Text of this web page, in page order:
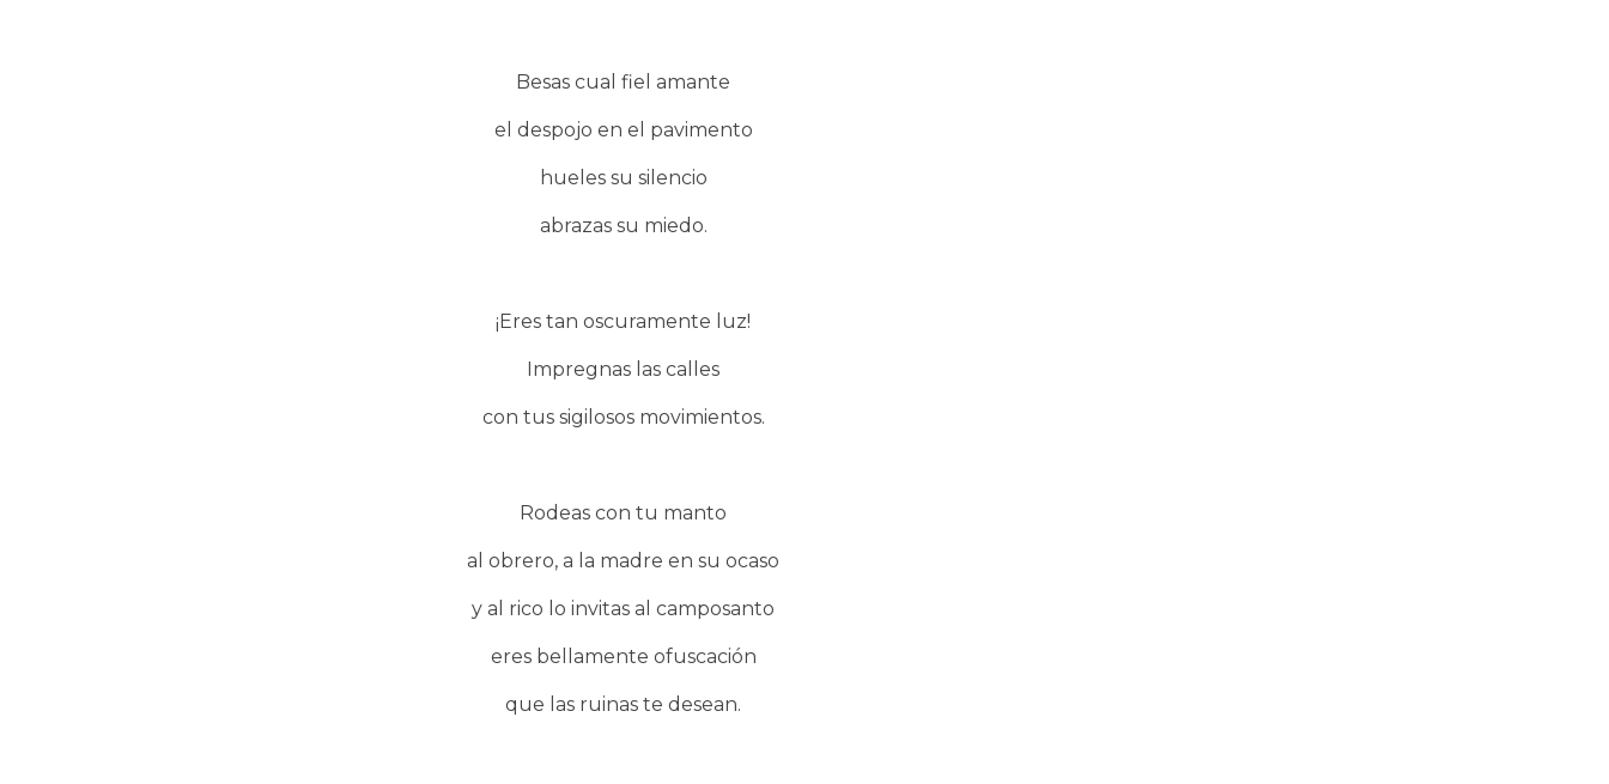
Besas cual fiel amante
el despojo en el pavimento
hueles su silencio
abrazas su miedo.
¡Eres tan oscuramente luz!
Impregnas las calles
con tus sigilosos movimientos.
Rodeas con tu manto
al obrero, a la madre en su ocaso
y al rico lo invitas al camposanto
eres bellamente ofuscación
que las ruinas te desean.